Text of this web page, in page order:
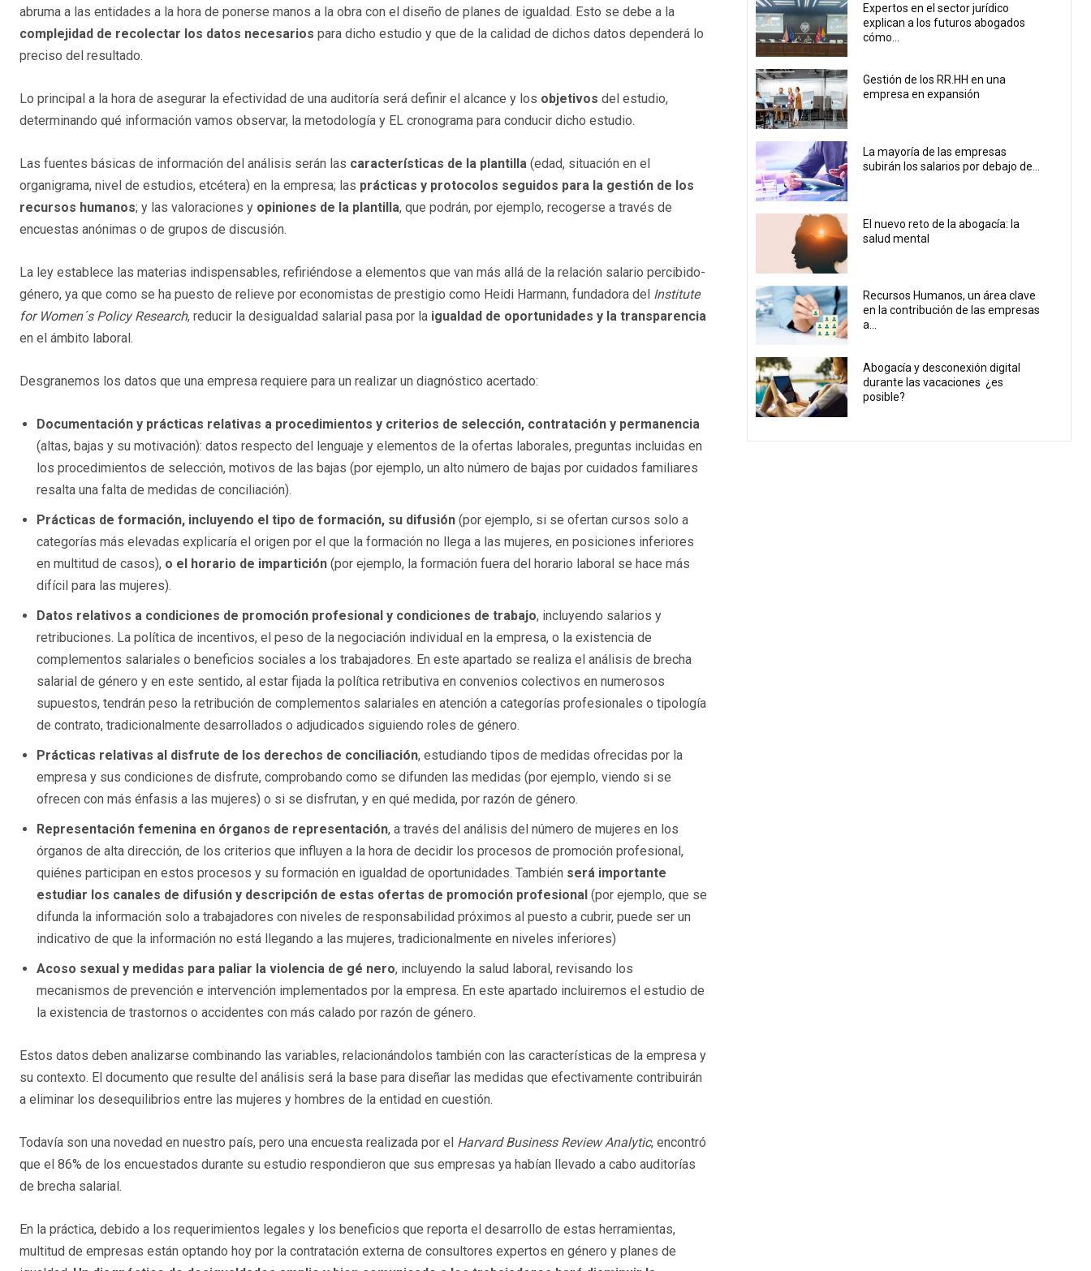
abruma a las entidades a la hora de ponerse manos a la obra con el diseño de planes de igualdad. Esto se debe a la
complejidad de recolectar los datos necesarios para dicho estudio y que de la calidad de dichos datos dependerá lo
preciso del resultado.
Lo principal a la hora de asegurar la efectividad de una auditoría será definir el alcance y los objetivos del estudio,
determinando qué información vamos observar, la metodología y EL cronograma para conducir dicho estudio.
Las fuentes básicas de información del análisis serán las características de la plantilla (edad, situación en el
organigrama, nivel de estudios, etcétera) en la empresa; las prácticas y protocolos seguidos para la gestión de los
recursos humanos; y las valoraciones y opiniones de la plantilla, que podrán, por ejemplo, recogerse a través de
encuestas anónimas o de grupos de discusión.
La ley establece las materias indispensables, refiriéndose a elementos que van más allá de la relación salario percibido-
género, ya que como se ha puesto de relieve por economistas de prestigio como Heidi Harmann, fundadora del Institute
for Women´s Policy Research, reducir la desigualdad salarial pasa por la igualdad de oportunidades y la transparencia
en el ámbito laboral.
Desgranemos los datos que una empresa requiere para un realizar un diagnóstico acertado:
Documentación y prácticas relativas a procedimientos y criterios de selección, contratación y permanencia
(altas, bajas y su motivación): datos respecto del lenguaje y elementos de la ofertas laborales, preguntas incluidas en
los procedimientos de selección, motivos de las bajas (por ejemplo, un alto número de bajas por cuidados familiares
resalta una falta de medidas de conciliación).
Prácticas de formación, incluyendo el tipo de formación, su difusión (por ejemplo, si se ofertan cursos solo a
categorías más elevadas explicaría el origen por el que la formación no llega a las mujeres, en posiciones inferiores
en multitud de casos), o el horario de impartición (por ejemplo, la formación fuera del horario laboral se hace más
difícil para las mujeres).
Datos relativos a condiciones de promoción profesional y condiciones de trabajo, incluyendo salarios y
retribuciones. La política de incentivos, el peso de la negociación individual en la empresa, o la existencia de
complementos salariales o beneficios sociales a los trabajadores. En este apartado se realiza el análisis de brecha
salarial de género y en este sentido, al estar fijada la política retributiva en convenios colectivos en numerosos
supuestos, tendrán peso la retribución de complementos salariales en atención a categorías profesionales o tipología
de contrato, tradicionalmente desarrollados o adjudicados siguiendo roles de género.
Prácticas relativas al disfrute de los derechos de conciliación, estudiando tipos de medidas ofrecidas por la
empresa y sus condiciones de disfrute, comprobando como se difunden las medidas (por ejemplo, viendo si se
ofrecen con más énfasis a las mujeres) o si se disfrutan, y en qué medida, por razón de género.
Representación femenina en órganos de representación, a través del análisis del número de mujeres en los
órganos de alta dirección, de los criterios que influyen a la hora de decidir los procesos de promoción profesional,
quiénes participan en estos procesos y su formación en igualdad de oportunidades. También será importante
estudiar los canales de difusión y descripción de estas ofertas de promoción profesional (por ejemplo, que se
difunda la información solo a trabajadores con niveles de responsabilidad próximos al puesto a cubrir, puede ser un
indicativo de que la información no está llegando a las mujeres, tradicionalmente en niveles inferiores)
Acoso sexual y medidas para paliar la violencia de gé nero, incluyendo la salud laboral, revisando los
mecanismos de prevención e intervención implementados por la empresa. En este apartado incluiremos el estudio de
la existencia de trastornos o accidentes con más calado por razón de género.
Estos datos deben analizarse combinando las variables, relacionándolos también con las características de la empresa y
su contexto. El documento que resulte del análisis será la base para diseñar las medidas que efectivamente contribuirán
a eliminar los desequilibrios entre las mujeres y hombres de la entidad en cuestión.
Todavía son una novedad en nuestro país, pero una encuesta realizada por el Harvard Business Review Analytic, encontró
que el 86% de los encuestados durante su estudio respondieron que sus empresas ya habían llevado a cabo auditorías
de brecha salarial.
En la práctica, debido a los requerimientos legales y los beneficios que reporta el desarrollo de estas herramientas,
multitud de empresas están optando hoy por la contratación externa de consultores expertos en género y planes de
Expertos en el sector jurídico
explican a los futuros abogados
cómo...
Gestión de los RR.HH en una
empresa en expansión
La mayoría de las empresas
subirán los salarios por debajo de...
El nuevo reto de la abogacía: la
salud mental
Recursos Humanos, un área clave
en la contribución de las empresas
a...
Abogacía y desconexión digital
durante las vacaciones ¿es
posible?